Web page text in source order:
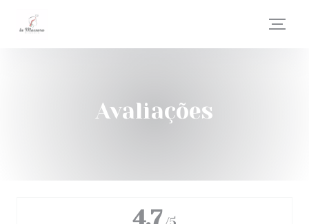
Avaliações
4.7